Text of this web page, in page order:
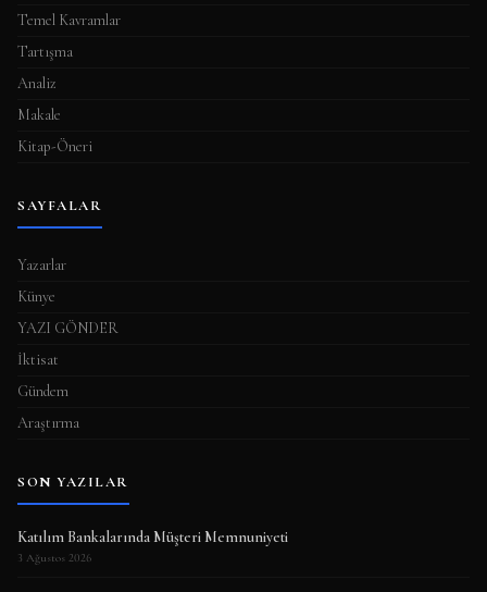
Temel Kavramlar
Tartışma
Analiz
Makale
Kitap-Öneri
SAYFALAR
Yazarlar
Künye
YAZI GÖNDER
İktisat
Gündem
Araştırma
SON YAZILAR
Katılım Bankalarında Müşteri Memnuniyeti
3 Ağustos 2026